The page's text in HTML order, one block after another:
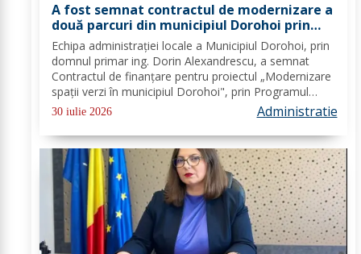
A fost semnat contractul de modernizare a
două parcuri din municipiul Dorohoi prin
fonduri europene
Echipa administrației locale a Municipiul Dorohoi, prin
domnul primar ing. Dorin Alexandrescu, a semnat
Contractul de finanțare pentru proiectul „Modernizare
spații verzi în municipiul Dorohoi", prin Programul
Regional 2021–2027 - Prioritatea de investiții 3. Nord-
30 iulie 2026 Administratie